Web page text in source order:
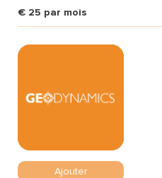
€ 25 par mois
Ajouter